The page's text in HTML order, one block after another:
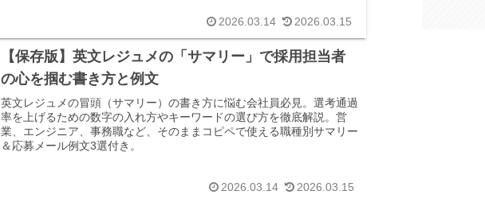
2026.03.14 2026.03.15
【保存版】英文レジュメの「サマリー」で採用担当者
の心を掴む書き方と例文
英文レジュメの冒頭（サマリー）の書き方に悩む会社員必見。選考通過
率を上げるための数字の入れ方やキーワードの選び方を徹底解説。営
業、エンジニア、事務職など、そのままコピペで使える職種別サマリー
＆応募メール例文3選付き。
2026.03.14 2026.03.15